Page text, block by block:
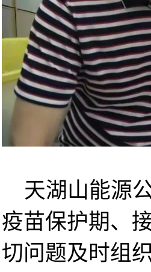
天湖山能源
疫苗保护期、
切问题及时组